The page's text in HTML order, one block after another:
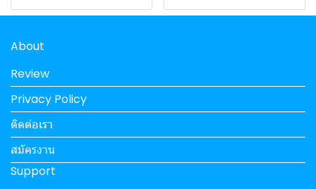
About
Review
Privacy Policy
ติดต่อเรา
สมัครงาน
Support